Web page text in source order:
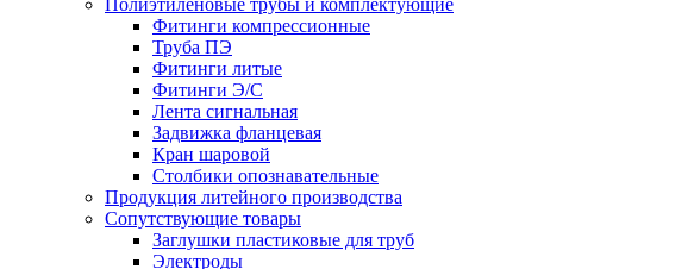
Полиэтиленовые трубы и комплектующие
Фитинги компрессионные
Труба ПЭ
Фитинги литые
Фитинги Э/С
Лента сигнальная
Задвижка фланцевая
Кран шаровой
Столбики опознавательные
Продукция литейного производства
Сопутствующие товары
Заглушки пластиковые для труб
Электроды